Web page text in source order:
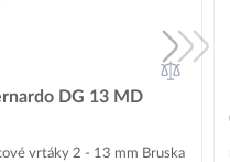
DG 13 MD
vrtáky 2 - 13 mm Bruska